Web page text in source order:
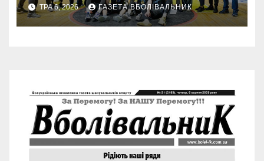
ТРА 6, 2026 ГАЗЕТА ВБОЛІВАЛЬНИК